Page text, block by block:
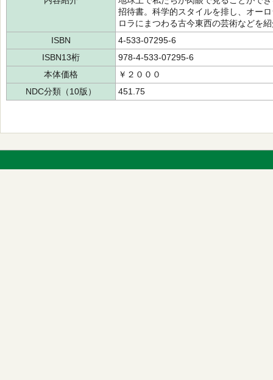
招待書。科学的スタイルを排し、オー
ロラにまつわる古今東西の芸術などを
ISBN
4-533-07295-6
ISBN13桁
978-4-533-07295-6
本体価格
￥２０００
NDC分類（10版）
451.75